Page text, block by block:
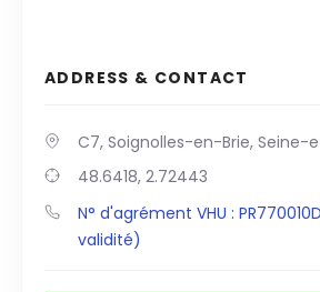
ADDRESS & CONTACT
C7, Soignolles-en-Brie, Seine-
48.6418, 2.72443
N° d'agrément VHU :
validité)